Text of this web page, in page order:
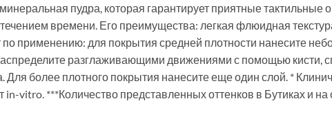
пудра, которая гарантирует приятные
времени. Его преимущества: легкая флюидная
по применению: для покрытия средней плотности нанесите
разглаживающими движениями с помощью кисти,
Для более плотного покрытия нанесите еще один слой. *
vitro. ***Количество представленных оттенков в Бутиках и на